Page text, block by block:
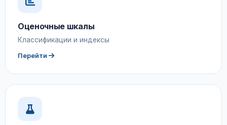
Оценочные шкалы
Классификации и индексы
Перейти